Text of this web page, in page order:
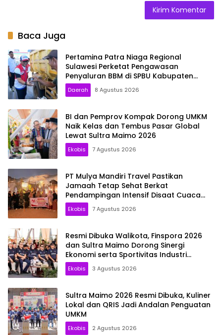
Baca Juga
Pertamina Patra Niaga Regional
Sulawesi Perketat Pengawasan
Penyaluran BBM di SPBU Kabupaten
Kolaka Utara
Daerah 8 Agustus 2026
BI dan Pemprov Kompak Dorong UMKM
Naik Kelas dan Tembus Pasar Global
Lewat Sultra Maimo 2026
Ekobis 7 Agustus 2026
PT Mulya Mandiri Travel Pastikan
Jamaah Tetap Sehat Berkat
Pendampingan Intensif Disaat Cuaca
Madinah Capai 44 Derajat Celsius
Ekobis 7 Agustus 2026
Resmi Dibuka Walikota, Finspora 2026
dan Sultra Maimo Dorong Sinergi
Ekonomi serta Sportivitas Industri
Keuangan
Ekobis 3 Agustus 2026
Sultra Maimo 2026 Resmi Dibuka, Kuliner
Lokal dan QRIS Jadi Andalan Penguatan
UMKM
Ekobis 2 Agustus 2026